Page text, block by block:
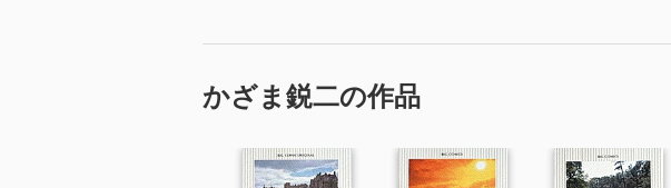
かざま鋭二の作品